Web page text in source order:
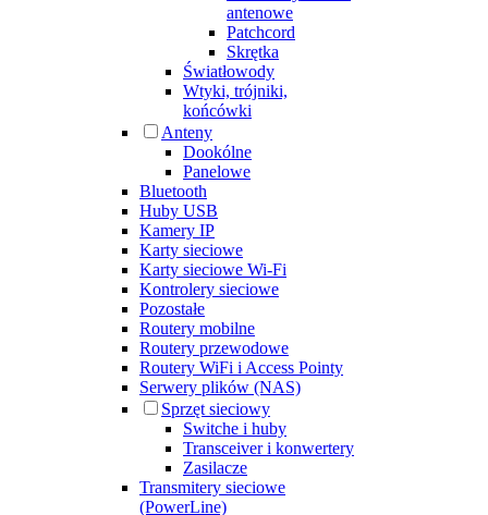
antenowe
Patchcord
Skrętka
Światłowody
Wtyki, trójniki,
końcówki
Anteny
Dookólne
Panelowe
Bluetooth
Huby USB
Kamery IP
Karty sieciowe
Karty sieciowe Wi-Fi
Kontrolery sieciowe
Pozostałe
Routery mobilne
Routery przewodowe
Routery WiFi i Access Pointy
Serwery plików (NAS)
Sprzęt sieciowy
Switche i huby
Transceiver i konwertery
Zasilacze
Transmitery sieciowe
(PowerLine)